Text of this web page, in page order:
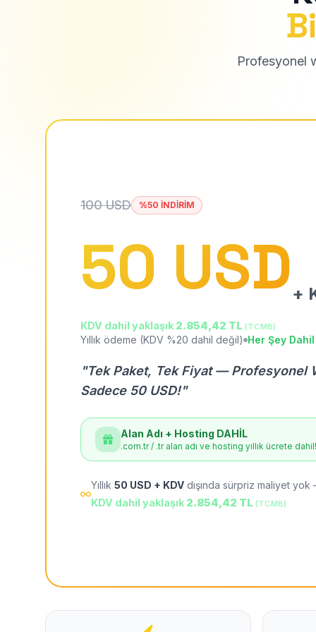
Profesyonel
100 USD %50 İNDİRİM
50 USD +
KDV dahil yaklaşık 2.854,42 TL (TCMB)
Yıllık ödeme (KDV %20 dahil değil) Her Şey Dahil
"Tek Paket, Tek Fiyat — Profesyonel
Sadece 50 USD!"
Alan Adı + Hosting DAHİL
.com.tr / .tr alan adı ve hosting yıllık ücrete dahil!
Yıllık 50 USD + KDV dışında sürpriz maliyet
KDV dahil yaklaşık 2.854,42 TL (TCMB)